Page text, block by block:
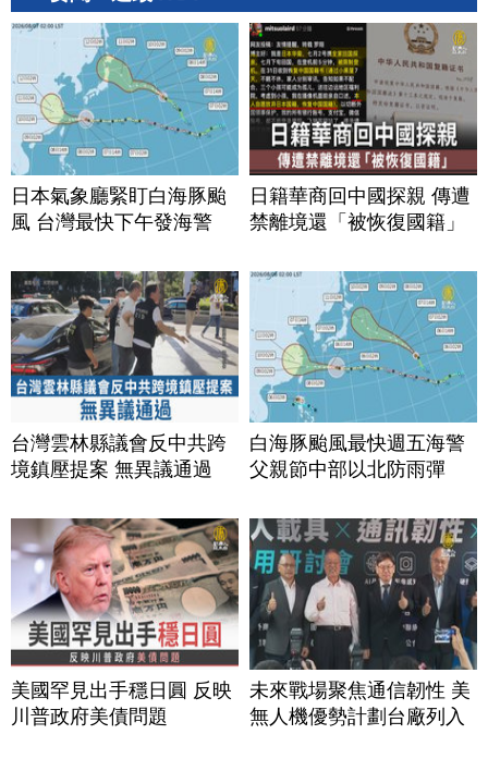
日本氣象廳緊盯白海豚颱
風 台灣最快下午發海警
日籍華商回中國探親 傳遭
禁離境還「被恢復國籍」
台灣雲林縣議會反中共跨
境鎮壓提案 無異議通過
白海豚颱風最快週五海警
父親節中部以北防雨彈
美國罕見出手穩日圓 反映
川普政府美債問題
未來戰場聚焦通信韌性 美
無人機優勢計劃台廠列入